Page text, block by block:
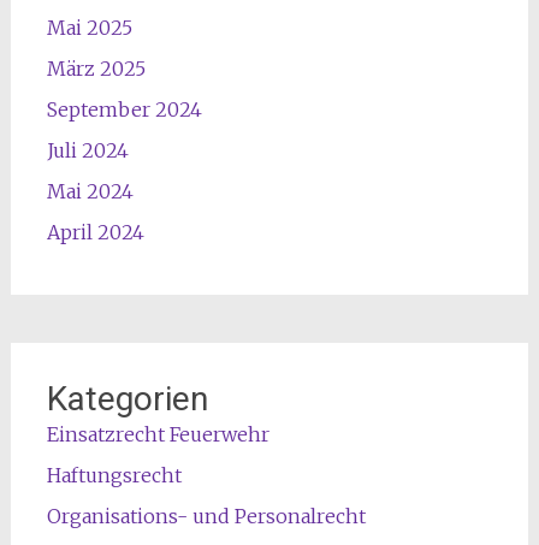
Mai 2025
März 2025
September 2024
Juli 2024
Mai 2024
April 2024
Kategorien
Einsatzrecht Feuerwehr
Haftungsrecht
Organisations- und Personalrecht